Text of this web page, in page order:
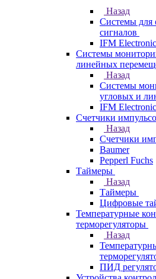
Назад
Системы для
сигналов
IFM Electronic
Системы
линейных
Назад
Системы
угловых и
IFM Electronic
Счетчики
Назад
Счетчики
Baumer
Pepperl Fuchs
Таймеры
Назад
Таймеры
Цифровые
Температурные
терморегуляторы
Назад
ПИД